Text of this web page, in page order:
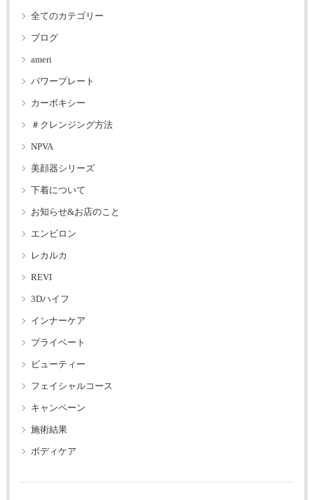
全てのカテゴリー
ブログ
ameri
パワープレート
カーボキシー
＃クレンジング方法
NPVA
美顔器シリーズ
下着について
お知らせ&お店のこと
エンビロン
レカルカ
REVI
3Dハイフ
インナーケア
プライベート
ビューティー
フェイシャルコース
キャンペーン
施術結果
ボディケア